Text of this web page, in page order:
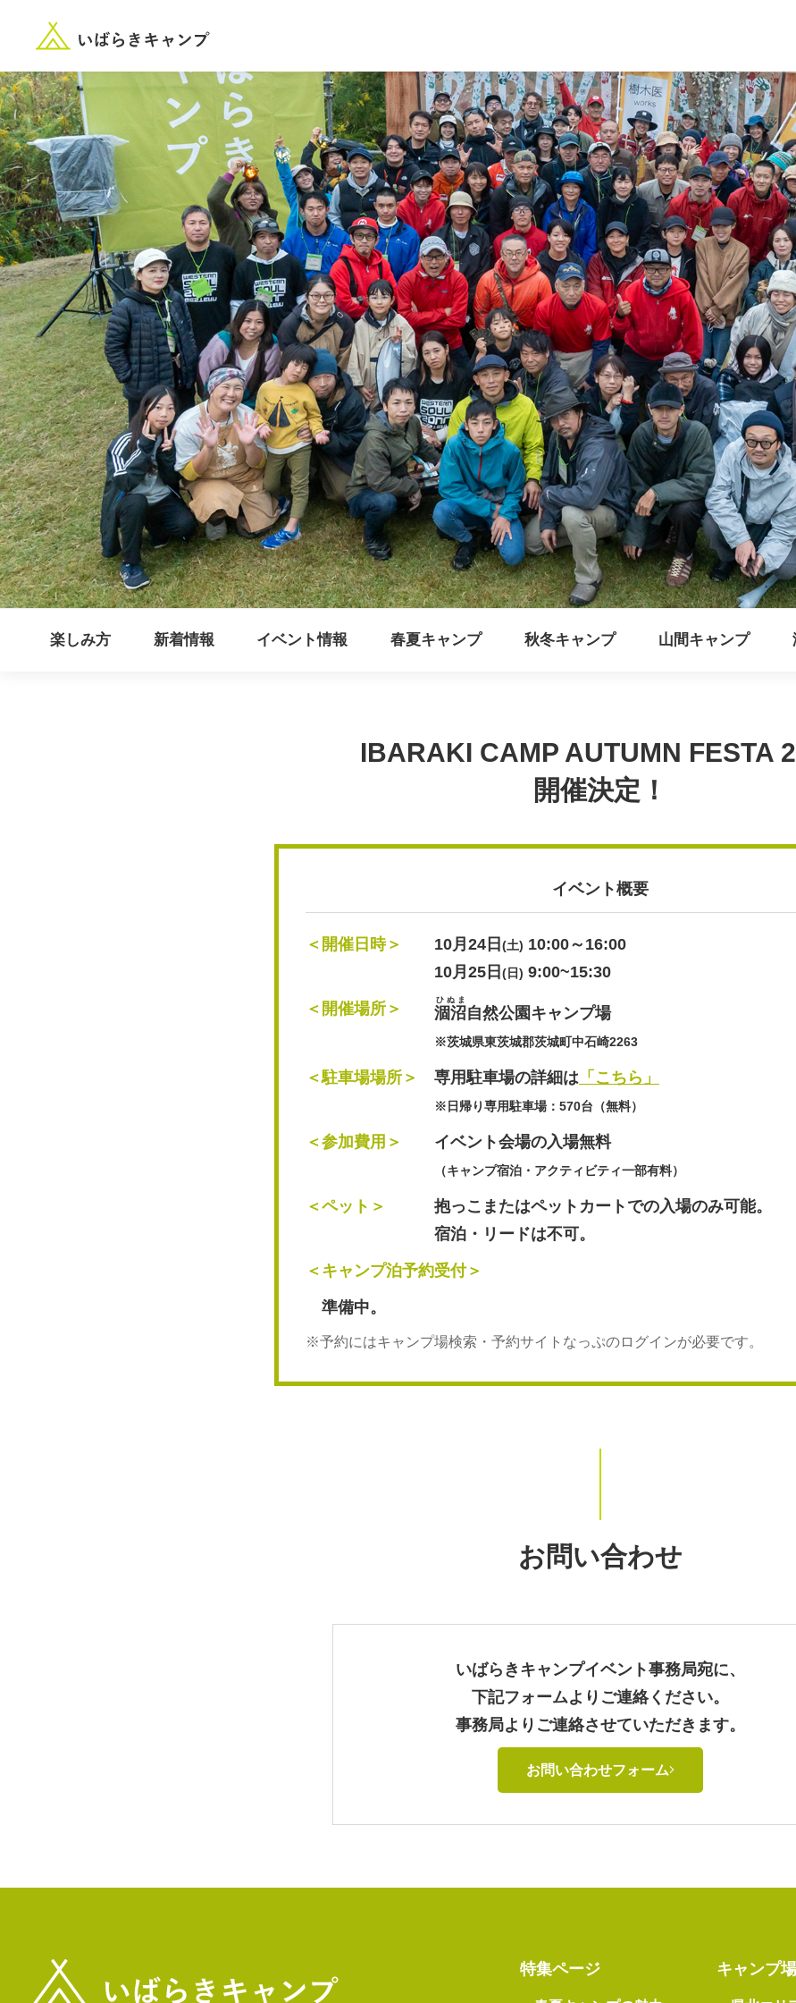
“いばらき”のキャンプ場を探す
楽しみ方 新着情報 イベント情報 春夏キャンプ 秋冬キャンプ 山間キャンプ
IBARAKI CAMP AUTUMN FESTA
開催決定！
イベント概要
＜開催日時＞ 10月24日 (土) 10:00～16:00
10月25日 (日) 9:00~15:30
＜開催場所＞ 涸沼
ひぬま
自然公園キャンプ場
※茨城県東茨城郡茨城町中石崎2263
＜駐車場場所＞ 専用駐車場の詳細は 「こちら」
※日帰り専用駐車場：570台（無料）
＜参加費用＞ イベント会場の入場無料
（キャンプ宿泊・アクティビティ一部有料）
＜ペット＞
抱っこまたはペットカートでの入場のみ可能。
宿泊・リードは不可。
＜キャンプ泊予約受付＞
準備中。
※予約にはキャンプ場検索・予約サイトなっぷのログインが必要です。
お問い合わせ
いばらきキャンプイベント事務局宛に、
下記フォームよりご連絡ください。
事務局よりご連絡させていただきます。
お問い合わせフォーム
特集ページ キャンプ